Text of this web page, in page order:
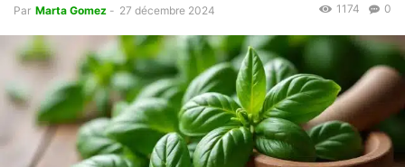
Par Marta Gomez - 27 décembre 2024 0
1174